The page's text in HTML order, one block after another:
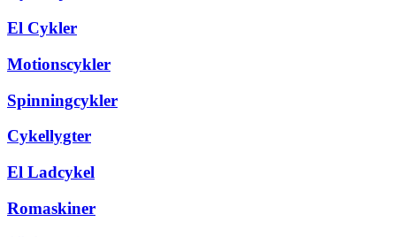
El Cykler
Motionscykler
Spinningcykler
Cykellygter
El Ladcykel
Romaskiner